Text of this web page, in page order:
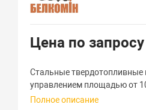
Цена по запросу
Стальные
управлением площадью от
Полное описание